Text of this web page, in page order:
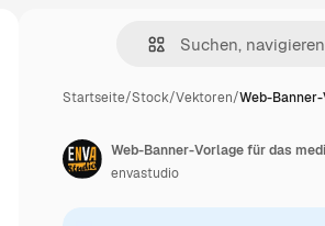
Startseite/Stock/Vektoren/Web-
Web-Banner-Vorlage für das
envastudio